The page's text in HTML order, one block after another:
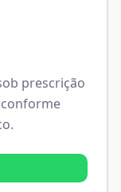
prescrição